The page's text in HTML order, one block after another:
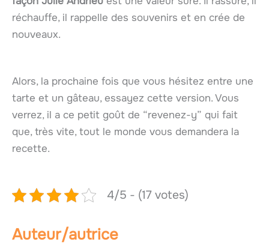
réchauffe, il rappelle des souvenirs et en crée de
nouveaux.
Alors, la prochaine fois que vous hésitez entre une
tarte et un gâteau, essayez cette version. Vous
verrez, il a ce petit goût de “revenez-y” qui fait
que, très vite, tout le monde vous demandera la
recette.
4/5 - (17 votes)
Auteur/autrice